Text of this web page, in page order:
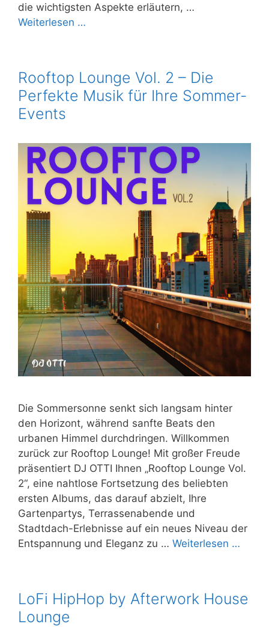
die wichtigsten Aspekte erläutern, …
Weiterlesen …
Rooftop Lounge Vol. 2 – Die
Perfekte Musik für Ihre Sommer-
Events
Die Sommersonne senkt sich langsam hinter
den Horizont, während sanfte Beats den
urbanen Himmel durchdringen. Willkommen
zurück zur Rooftop Lounge! Mit großer Freude
präsentiert DJ OTTI Ihnen „Rooftop Lounge Vol.
2“, eine nahtlose Fortsetzung des beliebten
ersten Albums, das darauf abzielt, Ihre
Gartenpartys, Terrassenabende und
Stadtdach-Erlebnisse auf ein neues Niveau der
Entspannung und Eleganz zu … Weiterlesen …
LoFi HipHop by Afterwork House
Lounge